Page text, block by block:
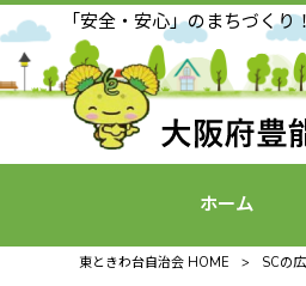
「安全・安心」のまちづく
ホーム
東ときわ台自治会 HOME > SCの